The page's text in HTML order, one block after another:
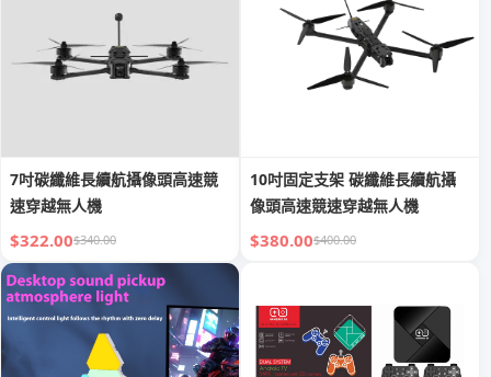
7吋碳纖維長續航攝像頭高速競
速穿越無人機
$322.00$340.00
10吋固定支架 碳纖維長續航攝
像頭高速競速穿越無人機
$380.00$400.00